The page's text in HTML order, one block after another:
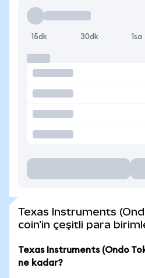
15dk 30dk 1sa
Texas Instruments
coin'in çeşitli para
Texas Instruments (Ondo
ne kadar?